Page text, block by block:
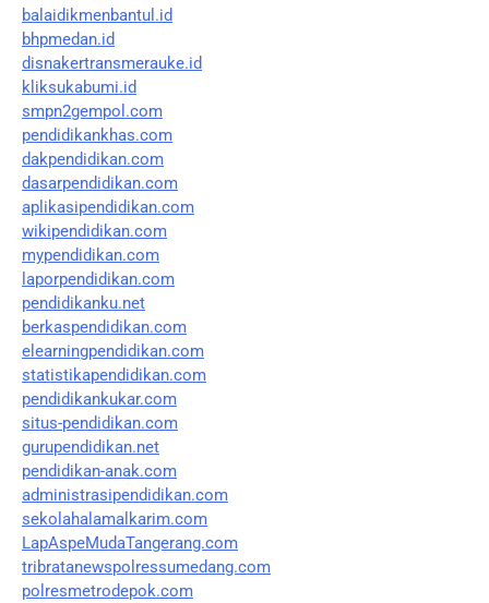
balaidikmenbantul.id
bhpmedan.id
disnakertransmerauke.id
kliksukabumi.id
smpn2gempol.com
pendidikankhas.com
dakpendidikan.com
dasarpendidikan.com
aplikasipendidikan.com
wikipendidikan.com
mypendidikan.com
laporpendidikan.com
pendidikanku.net
berkaspendidikan.com
elearningpendidikan.com
statistikapendidikan.com
pendidikankukar.com
situs-pendidikan.com
gurupendidikan.net
pendidikan-anak.com
administrasipendidikan.com
sekolahalamalkarim.com
LapAspeMudaTangerang.com
tribratanewspolressumedang.com
polresmetrodepok.com